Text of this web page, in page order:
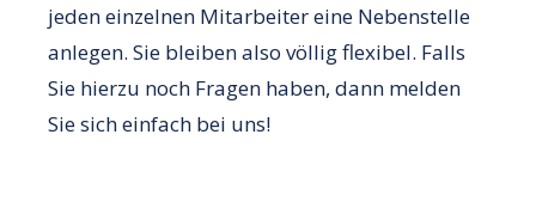
jeden einzelnen Mitarbeiter eine Nebenstelle
anlegen. Sie bleiben also völlig flexibel. Falls
Sie hierzu noch Fragen haben, dann melden
Sie sich einfach bei uns!